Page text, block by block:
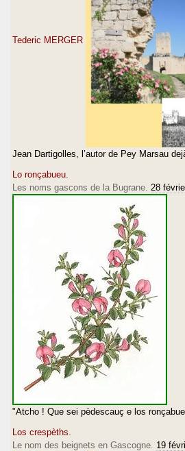
Tederic MERGER
Jean Dartigolles, l’autor de Pey Marsau
Lo ronçabueu.
Les noms gascons de la Bugrane. 28
"Atcho ! Que sei pèdescauç e los
Los crespèths.
Le nom des beignets en Gascogne. 19